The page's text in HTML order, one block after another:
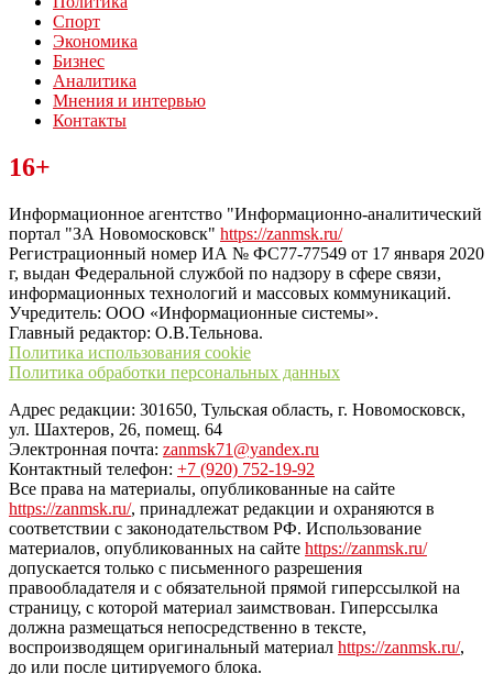
Спорт
Экономика
Бизнес
Аналитика
Мнения и интервью
Контакты
Читайте последние новости дня в Тульской области на сайте
“ЗаНовомосковск”
16+
Информационное агентство "Информационно-аналитический
портал "ЗА Новомосковск" https://zanmsk.ru/
Регистрационный номер ИА № ФС77-77549 от 17 января 2020
г, выдан Федеральной службой по надзору в сфере связи,
информационных технологий и массовых коммуникаций.
Учредитель: ООО «Информационные системы».
Главный редактор: О.В.Тельнова.
Политика использования cookie
Политика обработки персональных данных
Адрес редакции: 301650, Тульская область, г. Новомосковск,
ул. Шахтеров, 26, помещ. 64
Электронная почта: zanmsk71@yandex.ru
Контактный телефон: +7 (920) 752-19-92
Все права на материалы, опубликованные на сайте
https://zanmsk.ru/, принадлежат редакции и охраняются в
соответствии с законодательством РФ. Использование
материалов, опубликованных на сайте https://zanmsk.ru/
допускается только с письменного разрешения
правообладателя и с обязательной прямой гиперссылкой на
страницу, с которой материал заимствован. Гиперссылка
должна размещаться непосредственно в тексте,
воспроизводящем оригинальный материал https://zanmsk.ru/,
до или после цитируемого блока.